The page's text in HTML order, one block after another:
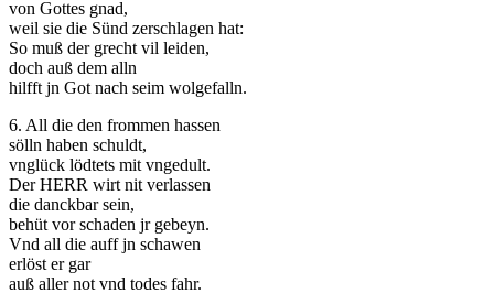
von Gottes gnad,
weil sie die Sünd zerschlagen hat:
So muß der grecht vil leiden,
doch auß dem alln
hilfft jn Got nach seim wolgefalln.
6. All die den frommen hassen
sölln haben schuldt,
vnglück lödtets mit vngedult.
Der HERR wirt nit verlassen
die danckbar sein,
behüt vor schaden jr gebeyn.
Vnd all die auff jn schawen
erlöst er gar
auß aller not vnd todes fahr.